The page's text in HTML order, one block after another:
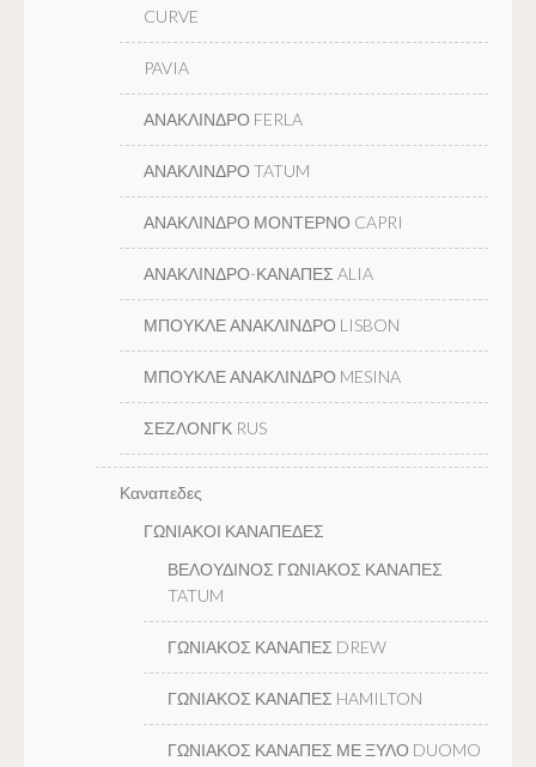
CURVE
PAVIA
ΑΝΑΚΛΙΝΔΡΟ FERLA
ΑΝΑΚΛΙΝΔΡΟ TATUM
ΑΝΑΚΛΙΝΔΡΟ ΜΟΝΤΕΡΝΟ CAPRI
ΑΝΑΚΛΙΝΔΡΟ-ΚΑΝΑΠΕΣ ALIA
ΜΠΟΥΚΛΕ ΑΝΑΚΛΙΝΔΡΟ LISBON
ΜΠΟΥΚΛΕ ΑΝΑΚΛΙΝΔΡΟ MESINA
ΣΕΖΛΟΝΓΚ RUS
Καναπεδες
ΓΩΝΙΑΚΟΙ ΚΑΝΑΠΕΔΕΣ
ΒΕΛΟΥΔΙΝΟΣ ΓΩΝΙΑΚΟΣ ΚΑΝΑΠΕΣ
TATUM
ΓΩΝΙΑΚΟΣ ΚΑΝΑΠΕΣ DREW
ΓΩΝΙΑΚΟΣ ΚΑΝΑΠΕΣ HAMILTON
ΓΩΝΙΑΚΟΣ ΚΑΝΑΠΕΣ ΜΕ ΞΥΛΟ DUOMO